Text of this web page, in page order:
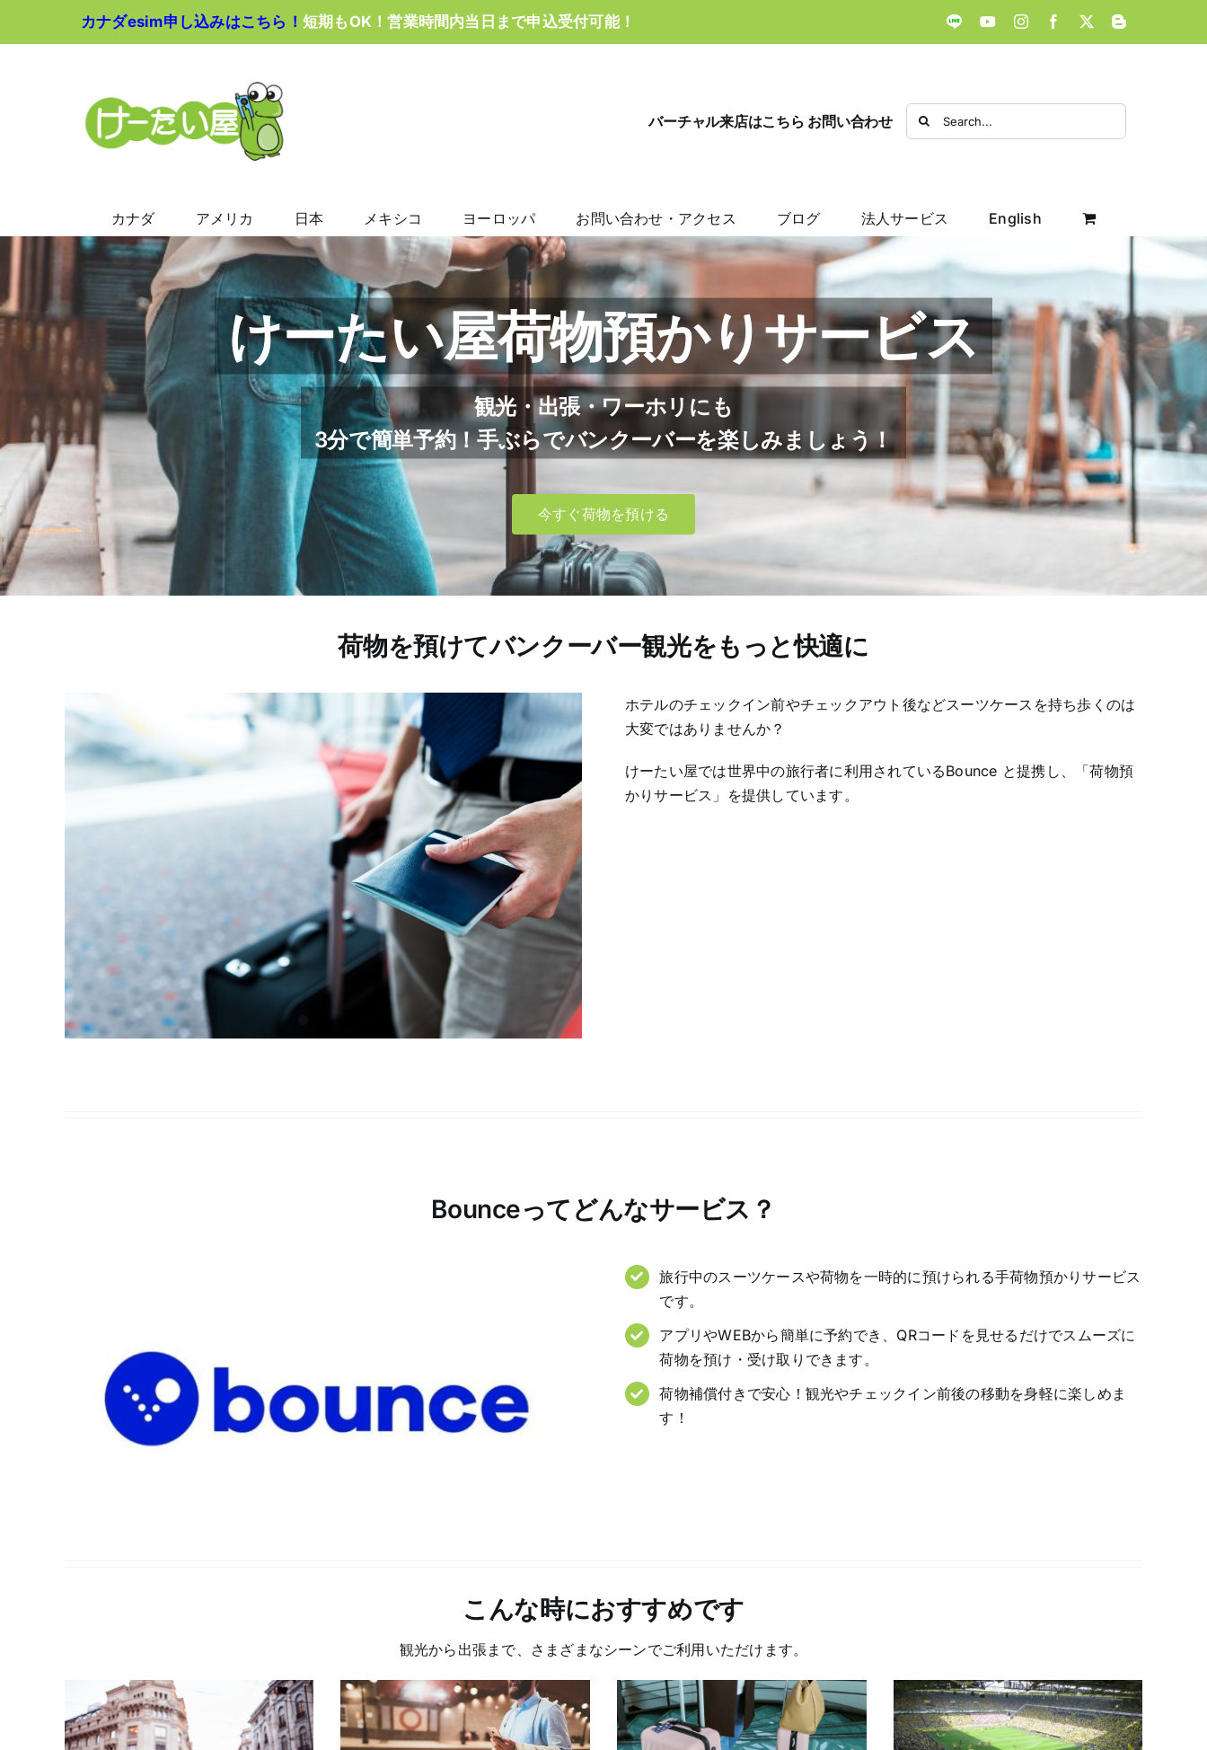
カナダesim申し込みはこちら！ 短期もOK！営業時間内当日まで申込受付可能！ LINE YouTubeInstagramFacebook
X Blogger
バーチャル来店はこちら お問い合わせ
Search
for:
カナダ アメリカ 日本 メキシコ ヨーロッパ お問い合わせ・アクセス ブログ 法人サービス English
けーたい屋荷物預かりサービス
観光・出張・ワーホリにも
3分で簡単予約！手ぶらでバンクーバーを楽しみましょう！
今すぐ荷物を預ける
荷物を預けてバンクーバー観光をもっと快適に
ホテルのチェックイン前やチェックアウト後などスーツケースを持ち歩くのは
大変ではありませんか？
けーたい屋では世界中の旅行者に利用されているBounce と提携し、「荷物預
かりサービス」を提供しています。
Bounceってどんなサービス？
旅行中のスーツケースや荷物を一時的に預けられる手荷物預かりサービス
です。
アプリやWEBから簡単に予約でき、QRコードを見せるだけでスムーズに
荷物を預け・受け取りできます。
荷物補償付きで安心！観光やチェックイン前後の移動を身軽に楽しめま
す！
こんな時におすすめです
観光から出張まで、さまざまなシーンでご利用いただけます。